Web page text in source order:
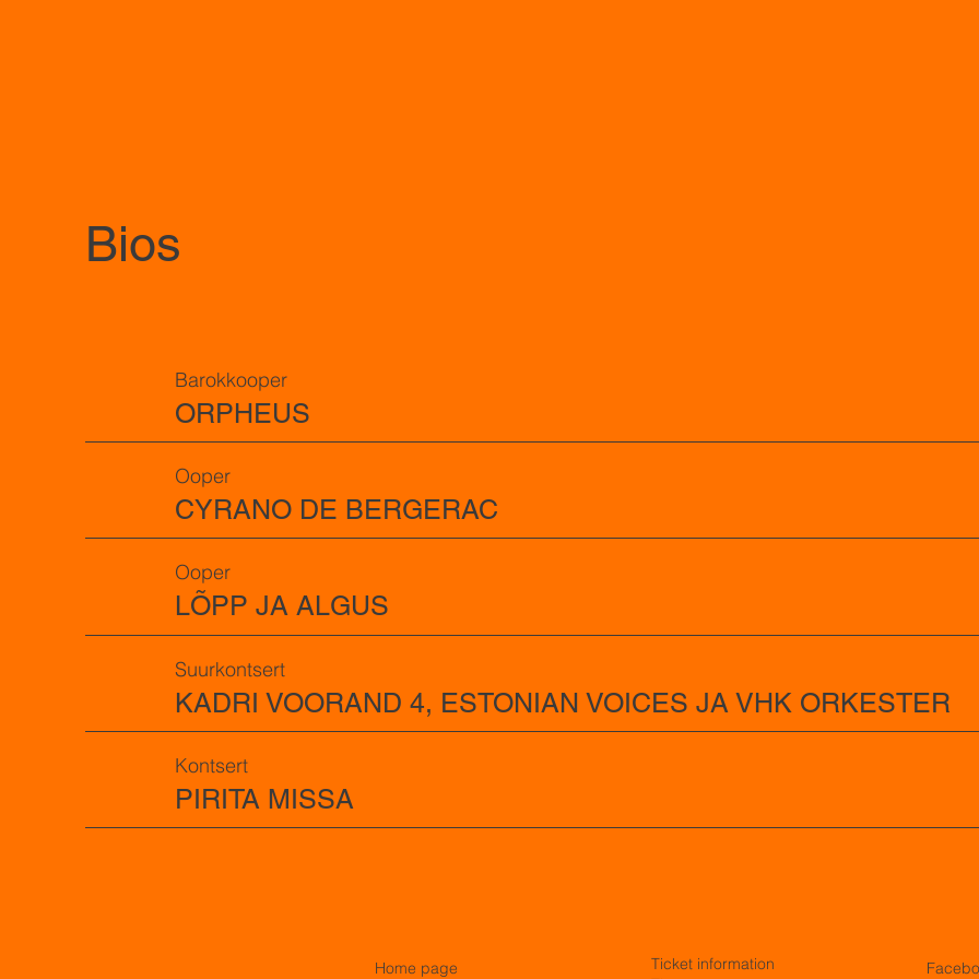
Bios
Barokkooper
ORPHEUS
Ooper
CYRANO DE BERGERAC
Ooper
LÕPP JA ALGUS
Suurkontsert
KADRI VOORAND 4, ESTONIAN VOICES JA VHK ORKESTER
Kontsert
PIRITA MISSA
Home page
Ticket information